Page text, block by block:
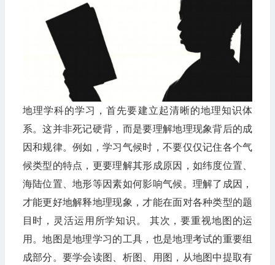
地理学科的学习，首先要建立起清晰的地理知识体
系。这并非死记硬背，而是要理解地理现象背后的成
因和规律。例如，学习气候时，不要仅仅记住各个气
候类型的特点，更要理解其形成原因，如纬度位置、
海陆位置、地形等因素如何影响气候。理解了成因，
才能更好地解释地理现象，才能在面对各种类型的题
目时，灵活运用所学知识。 其次，要重视地图的运
用。地图是地理学习的工具，也是地理考试的重要组
成部分。要学会读图、析图、用图，从地图中提取有